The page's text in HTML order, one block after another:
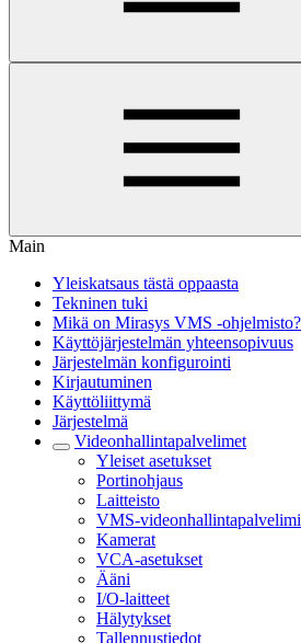
Main
Yleiskatsaus tästä oppaasta
Tekninen tuki
Mikä on Mirasys VMS -ohjelmisto?
Käyttöjärjestelmän yhteensopivuus
Järjestelmän konfigurointi
Kirjautuminen
Käyttöliittymä
Järjestelmä
Videonhallintapalvelimet
Yleiset asetukset
Portinohjaus
Laitteisto
VMS-
Kamerat
VCA-asetukset
Ääni
I/O-laitteet
Hälytykset
Tallennustiedot